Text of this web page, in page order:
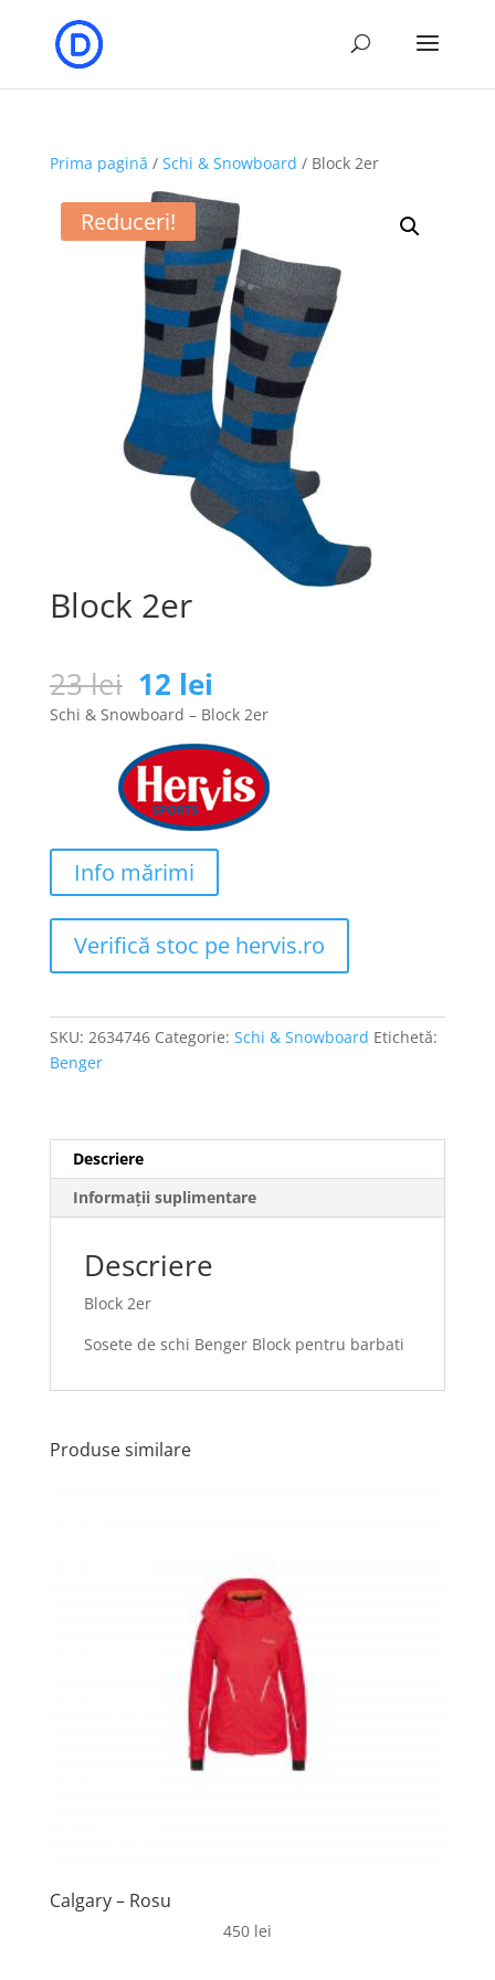
Prima pagină / Schi & Snowboard / Block 2er
Reduceri!
Block 2er
23lei Prețul
inițial
a
fost:
23 lei.
12 lei
curent
este:
12 lei.
Schi & Snowboard – Block 2er
Info mărimi
Verifică stoc pe hervis.ro
SKU: 2634746 Categorie: Schi & Snowboard Etichetă:
Benger
Descriere
Informații suplimentare
Descriere
Block 2er
Sosete de schi Benger Block pentru barbati
Produse similare
Calgary – Rosu
450 lei